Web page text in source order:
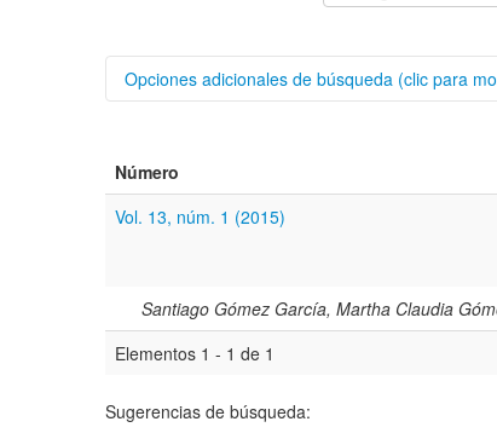
Opciones adicionales de búsqueda (clic para
Texto completo
Archivo(s) adicional(es)
Fecha
Número
Vol. 13, núm. 1 (2015)
Santiago Gómez García, Martha Claudia
Elementos 1 - 1 de 1
Sugerencias de búsqueda: